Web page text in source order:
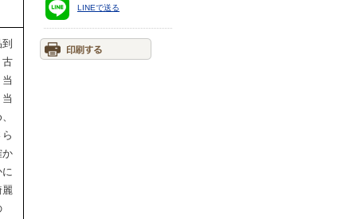
古
か
LINEで送る